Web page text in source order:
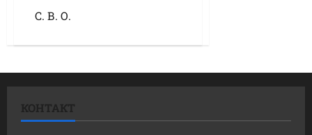
С. В. О.
КОНТАКТ